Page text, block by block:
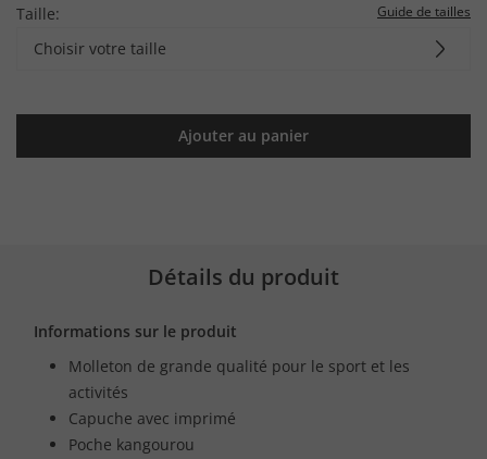
Taille: Guide de tailles
Choisir votre taille
Ajouter au panier
Détails du produit
Informations sur le produit
Molleton de grande qualité pour le sport et les
activités
Capuche avec imprimé
Poche kangourou